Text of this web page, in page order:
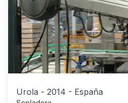
Urola - 2014 - España